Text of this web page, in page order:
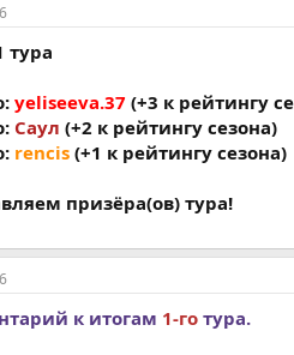
тура
yeliseeva.37 (+3 к рейтингу
Саул (+2 к рейтингу сезона)
rencis (+1 к рейтингу сезона)
призёра(ов) тура!
к итогам 1-го тура.